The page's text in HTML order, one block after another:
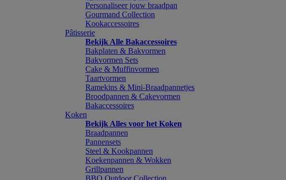
Personaliseer jouw braadpan
Gourmand Collection
Kookaccessoires
Pâtisserie
Bekijk Alle Bakaccessoires
Bakplaten & Bakvormen
Bakvormen Sets
Cake & Muffinvormen
Taartvormen
Ramekins & Mini-Braadpannetjes
Broodpannen & Cakevormen
Bakaccessoires
Koken
Bekijk Alles voor het Koken
Braadpannen
Pannensets
Steel & Kookpannen
Koekenpannen & Wokken
Grillpannen
BBQ Outdoor Collection